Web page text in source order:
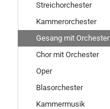
Streichorchester
Kammerorchester
Gesang mit Orchester
Chor mit Orchester
Oper
Blasorchester
Kammermusik